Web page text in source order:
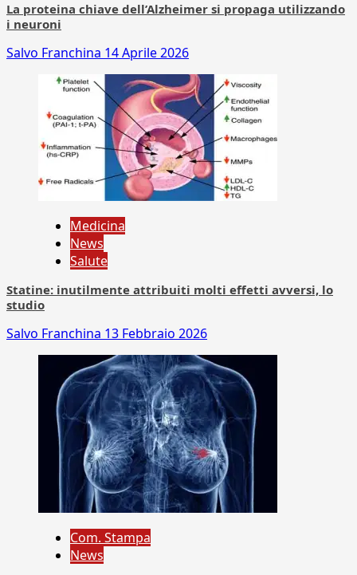
La proteina chiave dell’Alzheimer si propaga utilizzando
i neuroni
Salvo Franchina 14 Aprile 2026
Medicina
News
Salute
Statine: inutilmente attribuiti molti effetti avversi, lo
studio
Salvo Franchina 13 Febbraio 2026
Com. Stampa
News